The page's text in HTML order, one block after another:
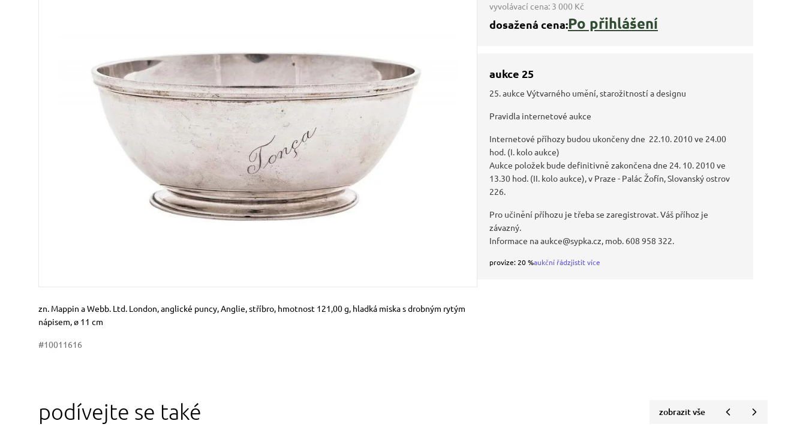
Rozměry
Stručný popis předmětu
zn. Mappin a Webb. Ltd. London, anglické puncy, Anglie, stříbro, hmotnost 121,00 g, hladká miska s drobným rytým
nápisem, ø 11 cm
#10011616
vyvolávací cena: 3 000 Kč
dosažená cena:Po přihlášení
aukce 25
25. aukce Výtvarného umění, starožitností a designu
Pravidla internetové aukce
Internetové příhozy budou ukončeny dne 22.10. 2010 ve 24.00
hod. (I. kolo aukce)
Aukce položek bude definitivně zakončena dne 24. 10. 2010 ve
13.30 hod. (II. kolo aukce), v Praze - Palác Žofín, Slovanský ostrov
226.
Pro učinění příhozu je třeba se zaregistrovat. Váš příhoz je
závazný.
Informace na aukce@sypka.cz, mob. 608 958 322.
provize: 20 %aukční řádzjistit více
podívejte se také zobrazit vše